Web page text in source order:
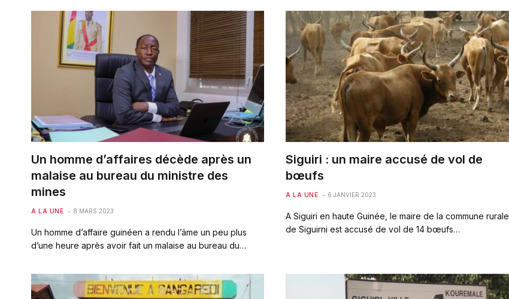
Un homme d’affaires décède après un
malaise au bureau du ministre des
mines
A LA UNE 8 MARS 2023
Un homme d’affaire guinéen a rendu l’âme un peu plus
d’une heure après avoir fait un malaise au bureau du…
Siguiri : un maire accusé de vol de
bœufs
A LA UNE 6 JANVIER 2023
A Siguiri en haute Guinée, le maire de la commune rurale
de Siguirni est accusé de vol de 14 bœufs…